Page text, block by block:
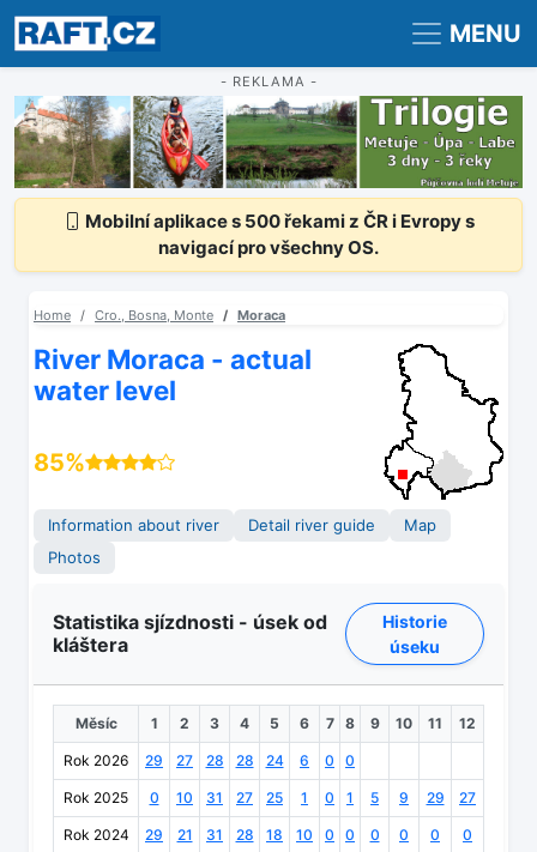
Registrace Přihlášení MENU
- REKLAMA -
Mobilní aplikace s 500 řekami z ČR i Evropy s
navigací pro všechny OS.
Home Cro., Bosna, Monte Moraca
River Moraca - actual
water level
85%
Information about river Detail river guide
Map
Photos
Statistika sjízdnosti - úsek od
kláštera
Historie
úseku
Měsíc 1 2 3 4 5 6 7 8 9 10 11 12
Rok 2026 29 27 28 28 24 6 0 0
Rok 2025 0 10 31 27 25 1 0 1 5 9 29 27
Rok 2024 29 21 31 28 18 10 0 0 0 0 0 0